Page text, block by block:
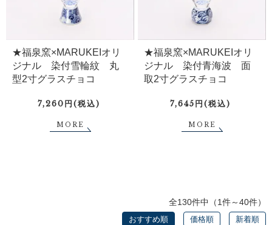
★福泉窯×MARUKEIオリ
ジナル 染付雪輪紋 丸
型2寸グラスチョコ
7,260円(税込)
MORE
★福泉窯×MARUKEIオリ
ジナル 染付青海波 面
取2寸グラスチョコ
7,645円(税込)
MORE
全130件中（1件～40件）
おすすめ順 価格順 新着順